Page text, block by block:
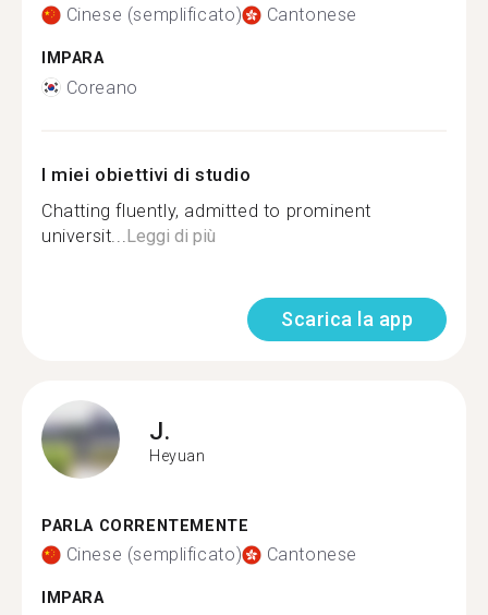
Cinese (semplificato) Cantonese
IMPARA
Coreano
I miei obiettivi di studio
Chatting fluently, admitted to prominent
universit... Leggi di più
Scarica la app
J.
Heyuan
PARLA CORRENTEMENTE
Cinese (semplificato) Cantonese
IMPARA